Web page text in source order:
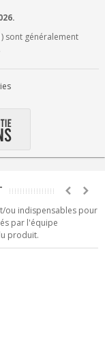
sont généralement
ou indispensables pour
par l'équipe
produit.